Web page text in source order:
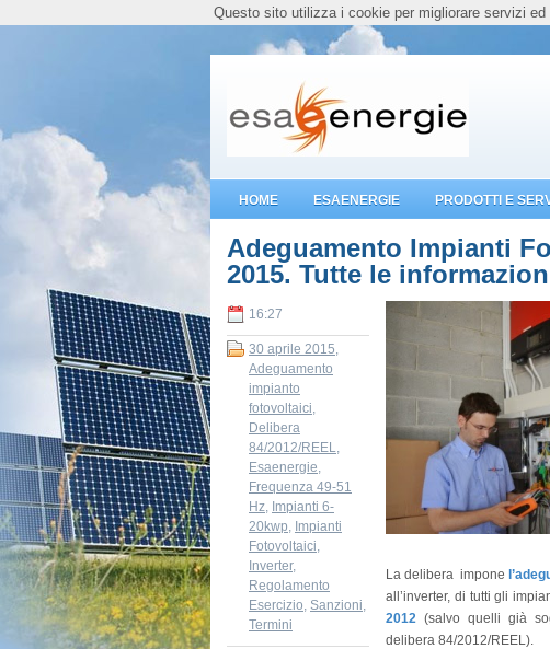
HOME ESAENERGIE PRODOTTI E
Adeguamento Impianti
2015. Tutte le
16:27
30 aprile 2015,
Adeguamento
impianto
fotovoltaici,
Delibera
84/2012/REEL,
Esaenergie,
Frequenza 49-51
Hz, Impianti 6-
20kwp, Impianti
Fotovoltaici,
Inverter,
Regolamento
Esercizio, Sanzioni,
Termini
La delibera impone
all’inverter, di tutti gli
2012 (salvo quelli già
delibera 84/2012/REEL).
Questo sito utilizza i cookie per migliorare servizi